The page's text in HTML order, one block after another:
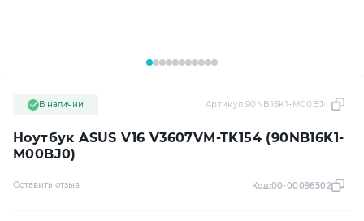
Ноутбук ASUS V16 V3607VM-TK154 (90NB16K1-
M00BJ0)
В наличии Артикул:90NB16K1-M00BJ0
Оставить отзыв Код:00-00096502